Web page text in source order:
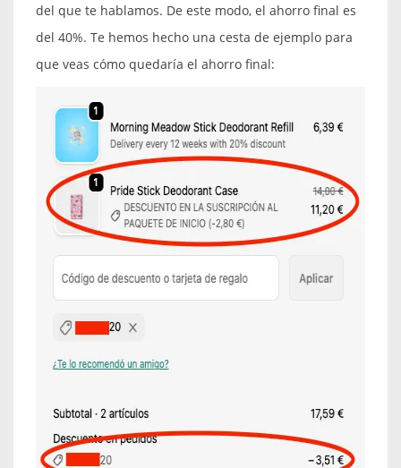
del que te hablamos. De este modo, el ahorro final es
del 40%. Te hemos hecho una cesta de ejemplo para
que veas cómo quedaría el ahorro final: